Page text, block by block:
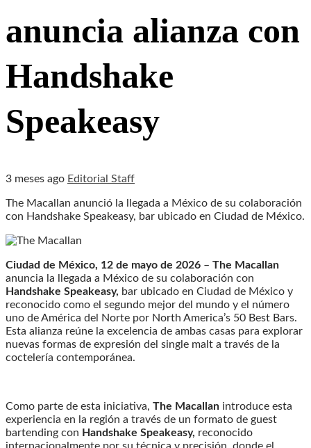
anuncia alianza con
Handshake
Speakeasy
3 meses ago Editorial Staff
The Macallan anunció la llegada a México de su colaboración
con Handshake Speakeasy, bar ubicado en Ciudad de México.
Ciudad de México, 12 de mayo de 2026 – The Macallan
anuncia la llegada a México de su colaboración con
Handshake Speakeasy, bar ubicado en Ciudad de México y
reconocido como el segundo mejor del mundo y el número
uno de América del Norte por North America’s 50 Best Bars.
Esta alianza reúne la excelencia de ambas casas para explorar
nuevas formas de expresión del single malt a través de la
coctelería contemporánea.
Como parte de esta iniciativa, The Macallan introduce esta
experiencia en la región a través de un formato de guest
bartending con Handshake Speakeasy, reconocido